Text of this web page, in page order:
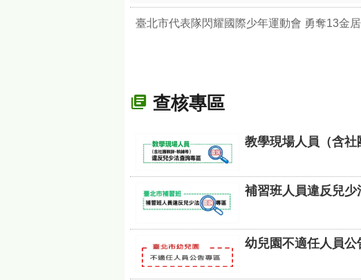
臺北市代表隊閃耀國際少年運動會 勇奪13金
查核專區
教學現場人員（含
補習班人員違反兒少
幼兒園不適任人員公